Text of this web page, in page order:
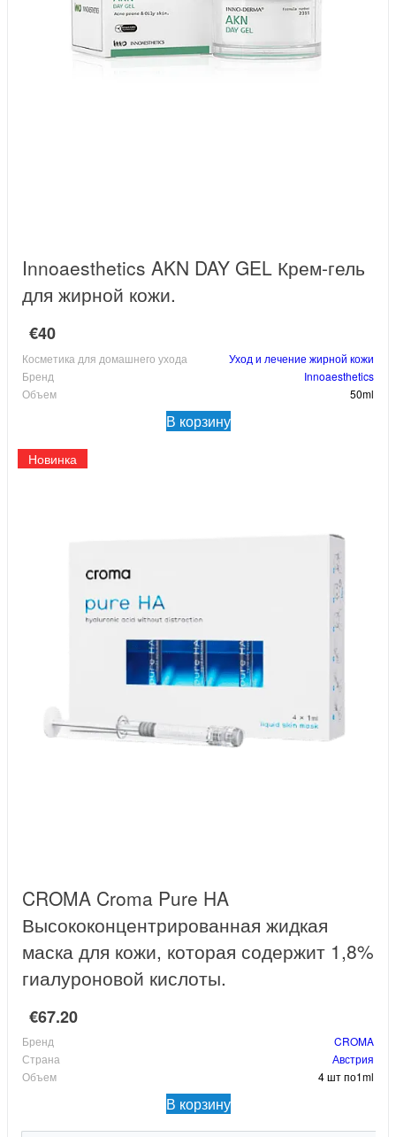
Innoaesthetics AKN DAY GEL Крем-гель
для жирной кожи.
€40
Косметика для домашнего ухода
Уход и лечение жирной кожи
Бренд
Innoaesthetics
Объем
50ml
В корзину
Новинка
CROMA Croma Pure HA
Высококонцентрированная жидкая
маска для кожи, которая содержит 1,8%
гиалуроновой кислоты.
€67.20
Бренд
CROMA
Страна
Австрия
Объем
4 шт по1ml
В корзину